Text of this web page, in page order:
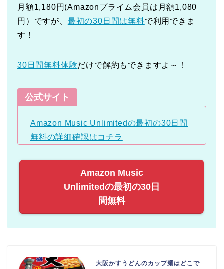
月額1,180円(Amazonプライム会員は月額1,080
円）ですが、 最初の30日間は無料で利用できま
す！
30日間無料体験だけで解約もできますよ～！
公式サイト
Amazon Music Unlimitedの最初の30日間
無料の詳細確認はコチラ
Amazon Music
Unlimitedの最初の30日
間無料
大阪かすうどんのカップ麺はどこで